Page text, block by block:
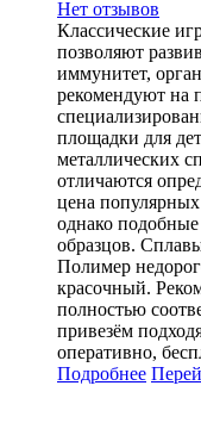
Нет отзывов
Классические
позволяют
иммунитет,
рекомендуют на
площадки для
металлических
отличаются
цена
однако
образцов.
Полимер
красочный.
полностью
привезём
оперативно,
Подробнее